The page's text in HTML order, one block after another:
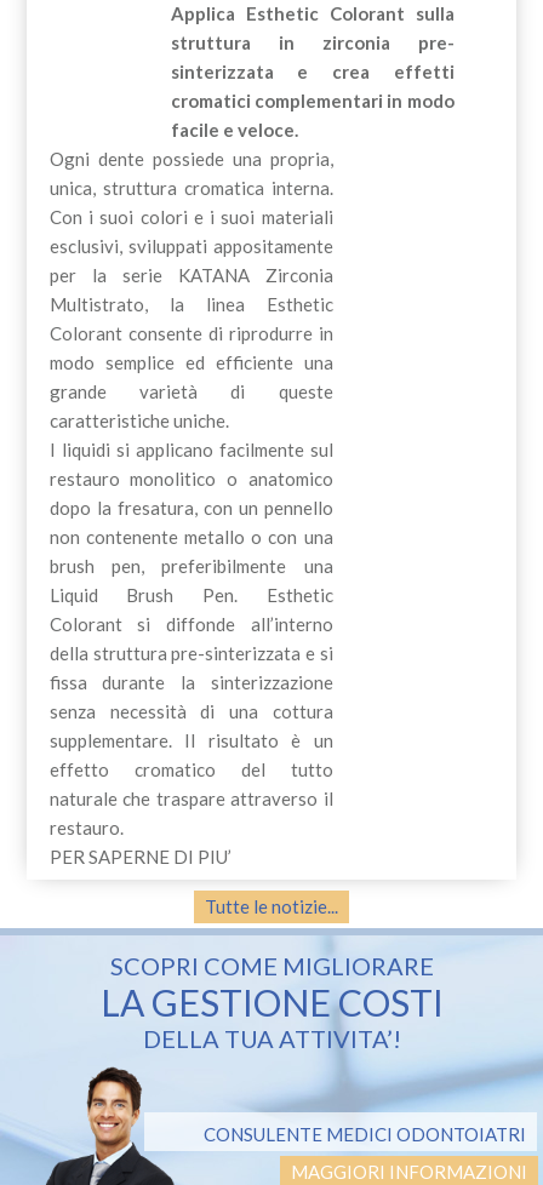
Applica Esthetic Colorant sulla
struttura in zirconia pre-
sinterizzata e crea effetti
cromatici complementari in modo
facile e veloce.
Ogni dente possiede una propria,
unica, struttura cromatica interna.
Con i suoi colori e i suoi materiali
esclusivi, sviluppati appositamente
per la serie KATANA Zirconia
Multistrato, la linea Esthetic
Colorant consente di riprodurre in
modo semplice ed efficiente una
grande varietà di queste
caratteristiche uniche.
I liquidi si applicano facilmente sul
restauro monolitico o anatomico
dopo la fresatura, con un pennello
non contenente metallo o con una
brush pen, preferibilmente una
Liquid Brush Pen. Esthetic
Colorant si diffonde all’interno
della struttura pre-sinterizzata e si
fissa durante la sinterizzazione
senza necessità di una cottura
supplementare. Il risultato è un
effetto cromatico del tutto
naturale che traspare attraverso il
restauro.
PER SAPERNE DI PIU’
Tutte le notizie...
SCOPRI COME MIGLIORARE
LA GESTIONE COSTI
DELLA TUA ATTIVITA’!
CONSULENTE MEDICI ODONTOIATRI
MAGGIORI INFORMAZIONI